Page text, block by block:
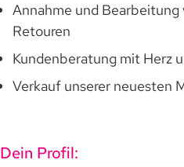
Annahme und
Retouren
Kundenberatung mit Herz
Verkauf unserer neuesten
Dein Profil: